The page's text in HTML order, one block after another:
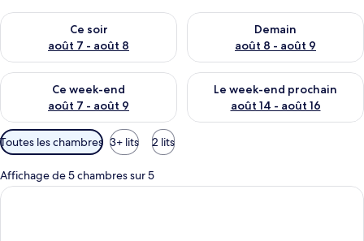
Ce soir
août 7 - août 8
Vérifier la disponibilité pour ce soir août 7 - août 8
Demain
août 8 - août 9
Vérifier la disponibilité pour
Ce week-end
août 7 - août 9
Vérifier la disponibilité pour ce week-end août 7 - août 9
Le week-end prochain
août 14 - août 16
Vérifier la disponibilité pour
Filtres
disponibles
pour
les
Toutes les chambres 3+ lits 2 lits
Affichage de 5 chambres sur 5